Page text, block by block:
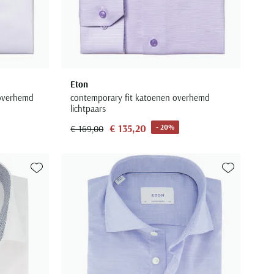
Eton
contemporary fit katoenen overhemd
lichtpaars
€ 169,00 € 135,20 - 20%
Toevoegen aan favorieten